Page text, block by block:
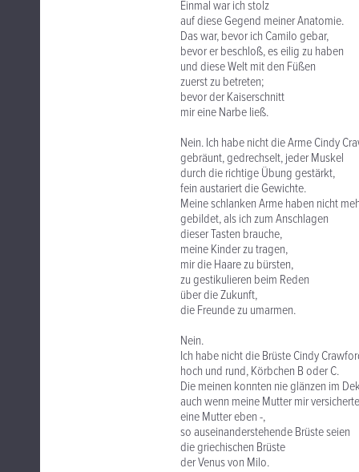
Einmal war ich stolz
auf diese Gegend meiner Anatomie.
Das war, bevor ich Camilo gebar,
bevor er beschloß, es eilig zu haben
und diese Welt mit den Füßen
zuerst zu betreten;
bevor der Kaiserschnitt
mir eine Narbe ließ.
Nein. Ich habe nicht die Arme Cindy
gebräunt, gedrechselt, jeder Muskel
durch die richtige Übung gestärkt,
fein austariert die Gewichte.
Meine schlanken Arme haben nicht
gebildet, als ich zum Anschlagen
dieser Tasten brauche,
meine Kinder zu tragen,
mir die Haare zu bürsten,
zu gestikulieren beim Reden
über die Zukunft,
die Freunde zu umarmen.
Nein.
Ich habe nicht die Brüste Cindy
hoch und rund, Körbchen B oder C.
Die meinen konnten nie glänzen im
auch wenn meine Mutter mir
eine Mutter eben -,
so auseinanderstehende Brüste seien
die griechischen Brüste
der Venus von Milo.